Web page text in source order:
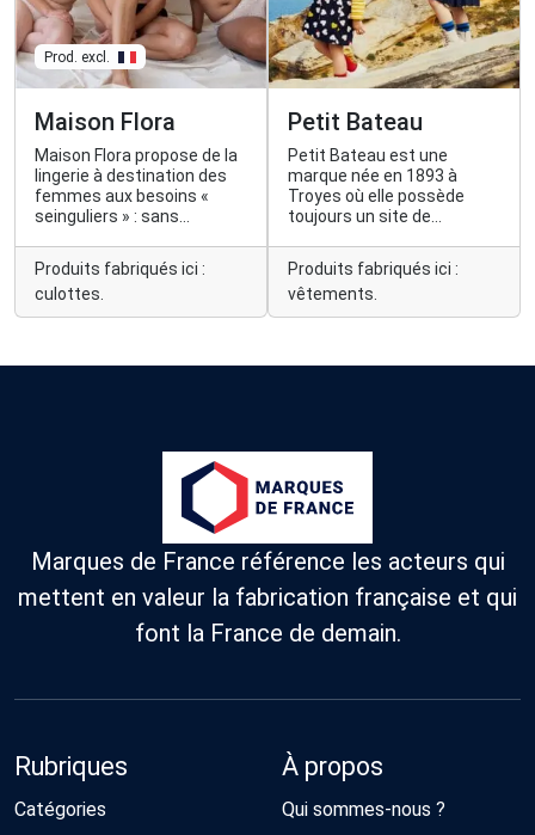
Prod. excl.
Maison Flora
Maison Flora propose de la
lingerie à destination des
femmes aux besoins «
seinguliers » : sans
notamment après une
opération du bras ou un
cancer du sein.
Produits fabriqués ici :
culottes.
Petit Bateau
Petit Bateau est une
marque née en 1893 à
Troyes où elle possède
toujours un site de
Produits fabriqués ici :
vêtements.
Marques de France référence les acteurs qui
mettent en valeur la fabrication française et qui
font la France de demain.
Rubriques
Catégories
À propos
Qui sommes-nous ?